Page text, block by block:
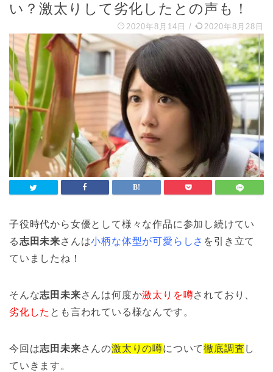
い？激太りして劣化したとの声も！
2020年8月14日 / 2020年8月28日
子役時代から女優として様々な作品に参加し続けてい
る志田未来さんは小柄な体型が可愛らしさ を引き立て
ていましたね！
そんな志田未来さんは何度か激太りを噂されており、
劣化した とも言われている様なんです。
今回は志田未来さんの激太りの噂について徹底調査 し
ていきます。